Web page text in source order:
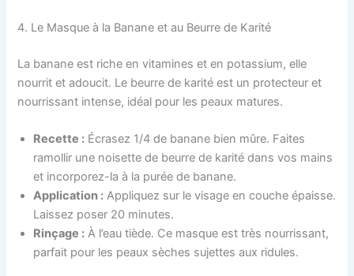
4. Le Masque à la Banane et au Beurre de Karité
La banane est riche en vitamines et en potassium, elle
nourrit et adoucit. Le beurre de karité est un protecteur et
nourrissant intense, idéal pour les peaux matures.
Recette : Écrasez 1/4 de banane bien mûre. Faites
ramollir une noisette de beurre de karité dans vos mains
et incorporez-la à la purée de banane.
Application : Appliquez sur le visage en couche épaisse.
Laissez poser 20 minutes.
Rinçage : À l’eau tiède. Ce masque est très nourrissant,
parfait pour les peaux sèches sujettes aux ridules.